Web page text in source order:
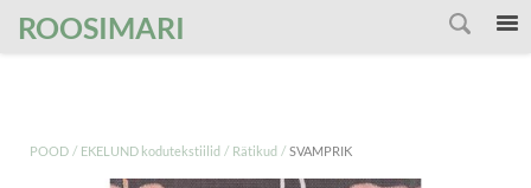
ROOSIMARI
POOD / EKELUND kodutekstiilid / Rätikud / SVAMPRIK